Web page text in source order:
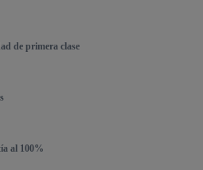
de primera clase
al 100%